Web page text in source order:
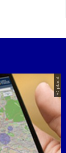
© placit